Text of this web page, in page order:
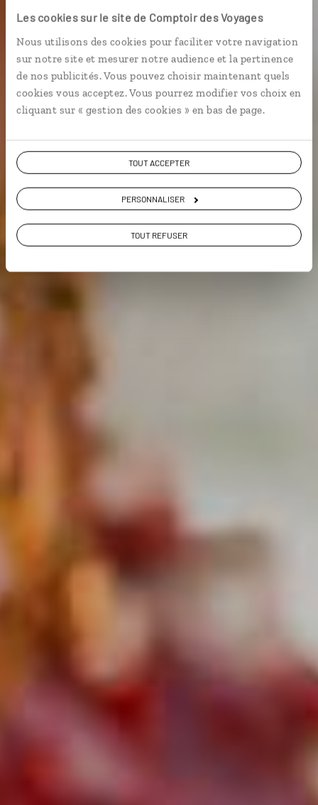
Les cookies sur le site de Comptoir des Voyages
Nous utilisons des cookies pour faciliter votre navigation
sur notre site et mesurer notre audience et la pertinence
de nos publicités. Vous pouvez choisir maintenant quels
cookies vous acceptez. Vous pourrez modifier vos choix en
cliquant sur « gestion des cookies » en bas de page.
TOUT ACCEPTER
PERSONNALISER
TOUT REFUSER
Voyage Bolivie
VOIR NOS 6 IDÉES DE VOYAGE EN BOLIVIE